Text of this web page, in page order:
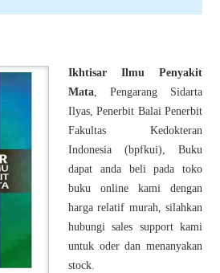
Ikhtisar Ilmu Penyakit
Mata, Pengarang Sidarta
Ilyas, Penerbit Balai Penerbit
Fakultas Kedokteran
Indonesia (bpfkui), Buku
dapat anda beli pada toko
buku online kami dengan
harga relatif murah, silahkan
hubungi sales support kami
untuk oder dan menanyakan
stock.